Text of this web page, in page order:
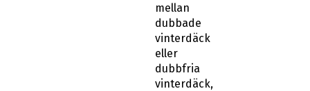
mellan
dubbade
vinterdäck
eller
dubbfria
vinterdäck,